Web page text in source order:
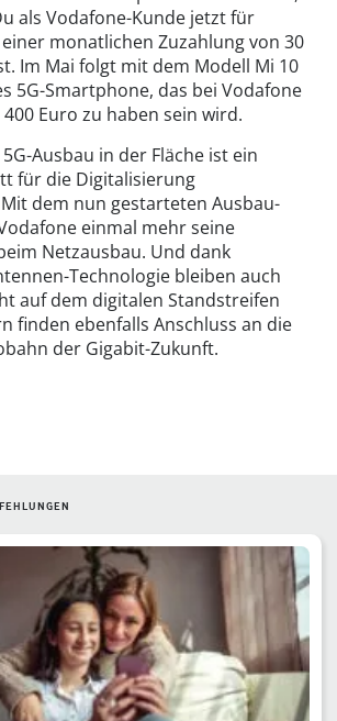
als Vodafone-Kunde jetzt für
monatlichen Zuzahlung von 30
Im Mai folgt mit dem Modell Mi 10
5G-Smartphone, das bei Vodafone
Euro zu haben sein wird.
Ausbau in der Fläche ist ein
für die Digitalisierung
dem nun gestarteten Ausbau-
einmal mehr seine
Netzausbau. Und dank
Technologie bleiben auch
auf dem digitalen Standstreifen
finden ebenfalls Anschluss an die
der Gigabit-Zukunft.